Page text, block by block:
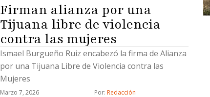
Firman alianza por una
Tijuana libre de violencia
contra las mujeres
Ismael Burgueño Ruiz encabezó la firma de Alianza
por una Tijuana Libre de Violencia contra las
Mujeres
Marzo 7, 2026 Por: Redacción